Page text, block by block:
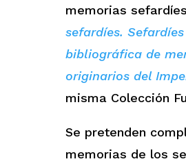
memorias
sefardíes.
bibliográfica de
originarios del
misma Colección
Se pretenden
memorias de los